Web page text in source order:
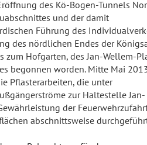
des Kö-Bogen-Tunnels
und der damit
Führung des
des nördlichen Endes der
zum Hofgarten, des Jan-Wellem-
begonnen worden. Mitte Mai
Pflasterarbeiten, die unter
zur Haltestelle Jan-
der
abschnittsweise